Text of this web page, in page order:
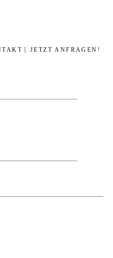
JETZT ANFRAGEN!